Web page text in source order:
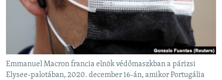
VILÁG
KLÍMAVÁLTOZÁS
A MÚLT TANULSÁGAI
KÖVESSEN MINKET!
Emmanuel Macron francia elnök védőmaszkban a párizsi
Elysee-palotában, 2020. december 16-án, amikor Portugália